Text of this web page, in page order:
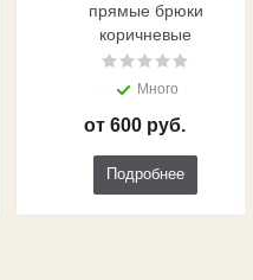
прямые брюки
коричневые
Много
от 600 руб.
Подробнее